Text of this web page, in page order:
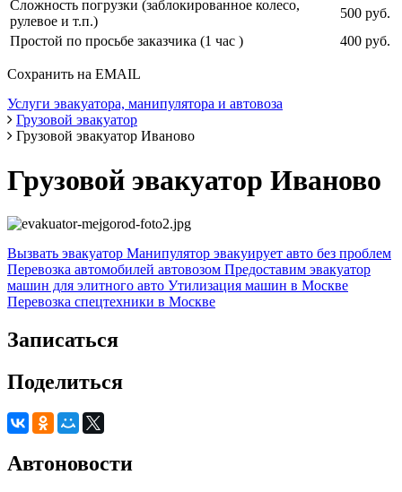
Сложность погрузки (заблокированное колесо,
рулевое и т.п.)
500 руб.
Простой по просьбе заказчика (1 час )
400 руб.
Сохранить на EMAIL
Услуги эвакуатора, манипулятора и автовоза
Грузовой эвакуатор
Грузовой эвакуатор Иваново
Грузовой эвакуатор Иваново
Вызвать эвакуатор Манипулятор эвакуирует авто без проблем
Перевозка автомобилей автовозом Предоставим эвакуатор
машин для элитного авто Утилизация машин в Москве
Перевозка спецтехники в Москве
Записаться
Поделиться
Автоновости